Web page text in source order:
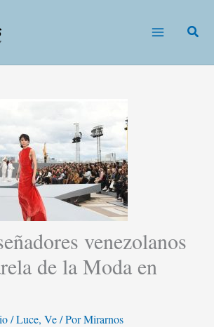
venezolanos
de la Moda en
/Luce, Ve/ PorMirarnos